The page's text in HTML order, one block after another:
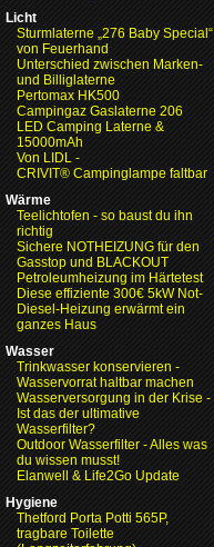
Licht
Sturmlaterne „276 Baby Special“
von Feuerhand
Unterschied zwischen Marken-
und Billiglaterne
Pertomax HK500
Campingaz Gaslaterne 206
LED Camping Laterne &
15000mAh
Von LIDL -
CRIVIT® Campinglampe faltbar
Wärme
Teelichtofen - so baust du ihn
richtig
Sichere NOTHEIZUNG für den
Gasstop und BLACKOUT
Petroleumheizung im Härtetest
Diese effiziente 300€ 5kW Not-
Diesel-Heizung erwärmt ein
ganzes Haus
Wasser
Trinkwasser konservieren -
Wasservorrat haltbar machen
Wasserversorgung in der Krise -
Ist das der ultimative
Wasserfilter?
Outdoor Wasserfilter - Alles was
du wissen musst!
Elanwell & Life2Go Update
Hygiene
Thetford Porta Potti 565P,
tragbare Toilette